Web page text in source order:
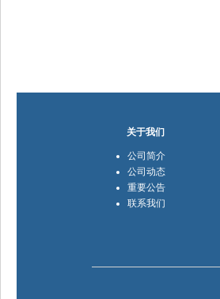
关于我们
公司简介
公司动态
重要公告
联系我们